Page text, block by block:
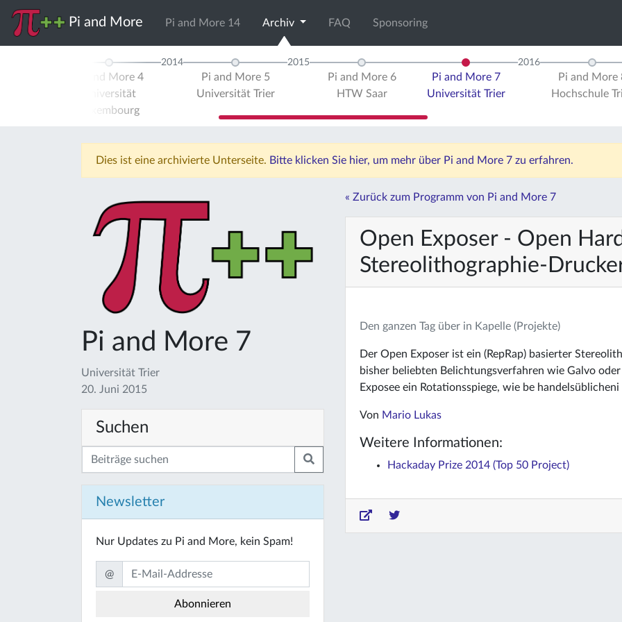
Pi and More Pi and More 14 Archiv FAQ Sponsoring
Pi and More 4
Universität
Luxembourg
2014
Pi and More 5
Universität Trier
2015
Pi and More 6
HTW Saar
Pi and More 7
Universität Trier
2016
Pi and More
Hochschule
Dies ist eine archivierte Unterseite. Bitte klicken Sie hier, um mehr über Pi and More 7 zu erfahren.
Pi and More 7
Universität Trier
20. Juni 2015
Suchen
Newsletter
Nur Updates zu Pi and More, kein Spam!
@
« Zurück zum Programm von Pi and More 7
Open Exposer - Open
Stereolithographie-
Den ganzen Tag über in Kapelle (Projekte)
Der Open Exposer ist ein (RepRap) basierter
bisher beliebten Belichtungsverfahren wie Galvo
Exposee ein Rotationsspiege, wie be
Von Mario Lukas
Weitere Informationen:
Hackaday Prize 2014 (Top 50 Project)